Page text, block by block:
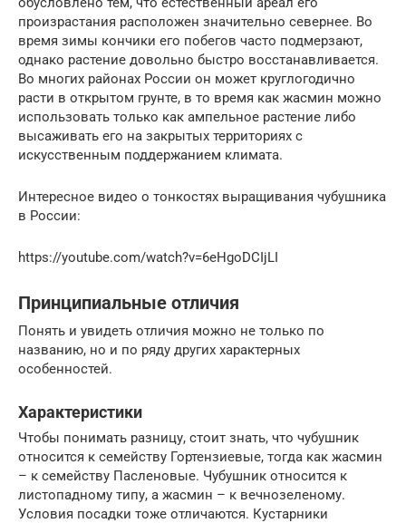
произрастания расположен значительно севернее. Во
время зимы кончики его побегов часто подмерзают,
однако растение довольно быстро восстанавливается.
Во многих районах России он может круглогодично
расти в открытом грунте, в то время как жасмин можно
использовать только как ампельное растение либо
высаживать его на закрытых территориях с
искусственным поддержанием климата.
Интересное видео о тонкостях выращивания чубушника
в России:
https://youtube.com/watch?v=6eHgoDCIjLI
Принципиальные отличия
Понять и увидеть отличия можно не только по
названию, но и по ряду других характерных
особенностей.
Характеристики
Чтобы понимать разницу, стоит знать, что чубушник
относится к семейству Гортензиевые, тогда как жасмин
– к семейству Пасленовые. Чубушник относится к
листопадному типу, а жасмин – к вечнозеленому.
Условия посадки тоже отличаются. Кустарники